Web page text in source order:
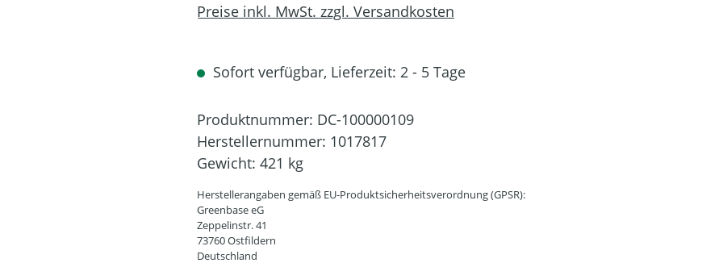
Preise inkl. MwSt. zzgl. Versandkosten
Sofort verfügbar, Lieferzeit: 2 - 5 Tage
Produktnummer: DC-100000109
Herstellernummer: 1017817
Gewicht: 421 kg
Herstellerangaben gemäß EU-Produktsicherheitsverordnung (GPSR):
Greenbase eG
Zeppelinstr. 41
73760 Ostfildern
Deutschland